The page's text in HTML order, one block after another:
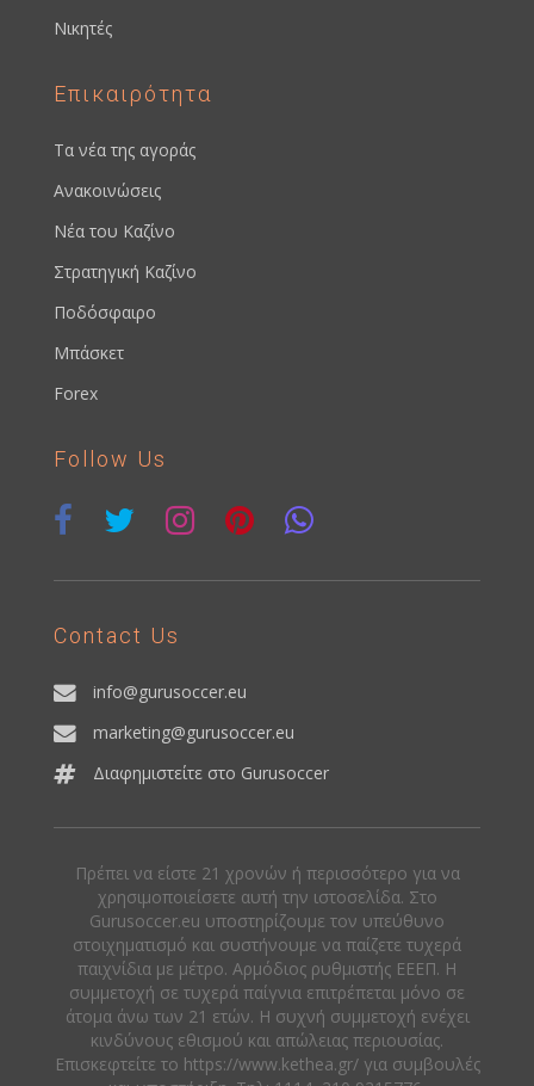
Νικητές
Επικαιρότητα
Τα νέα της αγοράς
Ανακοινώσεις
Νέα του Καζίνο
Στρατηγική Καζίνο
Ποδόσφαιρο
Μπάσκετ
Forex
Follow Us
Contact Us
info@gurusoccer.eu
marketing@gurusoccer.eu
Διαφημιστείτε στο Gurusoccer
Πρέπει να είστε 21 χρονών ή περισσότερο για να
χρησιμοποιείσετε αυτή την ιστοσελίδα. Στο
Gurusoccer.eu υποστηρίζουμε τον υπεύθυνο
στοιχηματισμό και συστήνουμε να παίζετε τυχερά
παιχνίδια με μέτρο. Αρμόδιος ρυθμιστής ΕΕΕΠ. Η
συμμετοχή σε τυχερά παίγνια επιτρέπεται μόνο σε
άτομα άνω των 21 ετών. Η συχνή συμμετοχή ενέχει
κινδύνους εθισμού και απώλειας περιουσίας.
Eπισκεφτείτε το https://www.kethea.gr/ για συμβουλές